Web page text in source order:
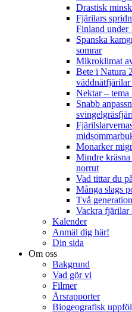
Drastisk
Fjärilars
Finland under
Spanska
somrar
Mikroklimat
Bete i Natura
väddnätfjärilar
Nektar – tema
Snabb
Monarker
Mindre
norrut
Vad tittar du
Många slags
Två
Vackra fjärilar
Kalender
Anmäl dig här!
Din sida
Om oss
Bakgrund
Vad gör vi
Filmer
Årsrapporter
Biogeografisk